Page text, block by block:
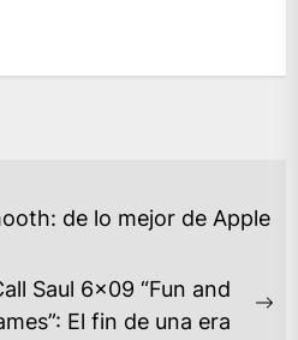
de lo mejor de Apple
Saul 6×09 “Fun and
El fin de una era